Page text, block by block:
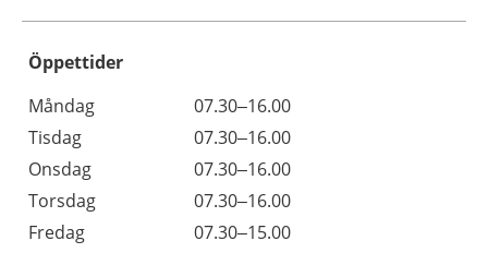
Öppettider
Dag
Öppettider
Kommentarer
Måndag
07.30–16.00
Tisdag
07.30–16.00
Onsdag
07.30–16.00
Torsdag
07.30–16.00
Fredag
07.30–15.00